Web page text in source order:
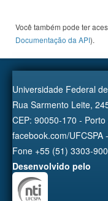
Você também pode ter
Documentação da API).
Universidade Federal
Rua Sarmento Leite,
CEP: 90050-170 -
facebook.com/UFCSPA
Fone +55 (51) 3303-
Desenvolvido pelo